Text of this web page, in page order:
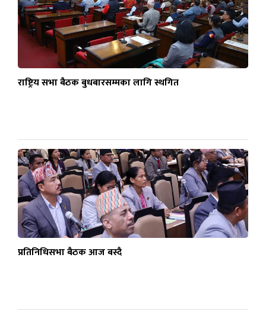
राष्ट्रिय सभा बैठक बुधबारसम्मका लागि स्थगित
प्रतिनिधिसभा बैठक आज बस्दै